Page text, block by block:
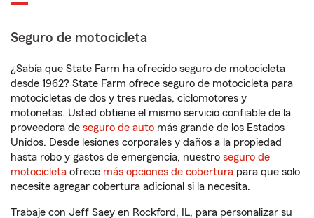
Seguro de motocicleta
¿Sabía que State Farm ha ofrecido seguro de motocicleta
desde 1962? State Farm ofrece seguro de motocicleta para
motocicletas de dos y tres ruedas, ciclomotores y
motonetas. Usted obtiene el mismo servicio confiable de la
proveedora de seguro de auto más grande de los Estados
Unidos. Desde lesiones corporales y daños a la propiedad
hasta robo y gastos de emergencia, nuestro seguro de
motocicleta ofrece más opciones de cobertura para que solo
necesite agregar cobertura adicional si la necesita.
Trabaje con Jeff Saey en Rockford, IL, para personalizar su